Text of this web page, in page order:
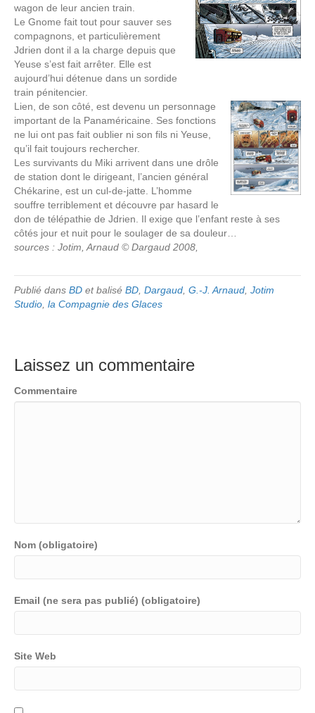
wagon de leur ancien train.
Le Gnome fait tout pour sauver ses
compagnons, et particulièrement
Jdrien dont il a la charge depuis que
Yeuse s’est fait arrêter. Elle est
aujourd’hui détenue dans un sordide
train pénitencier.
Lien, de son côté, est devenu un personnage
important de la Panaméricaine. Ses fonctions
ne lui ont pas fait oublier ni son fils ni Yeuse,
qu’il fait toujours rechercher.
Les survivants du Miki arrivent dans une drôle
de station dont le dirigeant, l’ancien général
Chékarine, est un cul-de-jatte. L’homme
souffre terriblement et découvre par hasard le
don de télépathie de Jdrien. Il exige que l’enfant reste à ses
côtés jour et nuit pour le soulager de sa douleur…
sources : Jotim, Arnaud © Dargaud 2008,
Publié dans BD et balisé BD Dargaud G.-J. Arnaud Jotim
Studio la Compagnie des Glaces
Laissez un commentaire
Commentaire
Nom (obligatoire)
Email (ne sera pas publié) (obligatoire)
Site Web